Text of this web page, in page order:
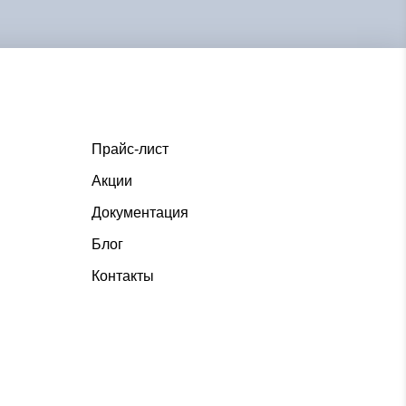
Прайс-лист
Акции
Документация
Блог
Контакты